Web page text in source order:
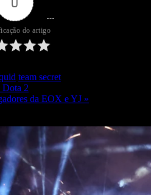
do artigo
team secret
Dota 2
da EOX e YJ »